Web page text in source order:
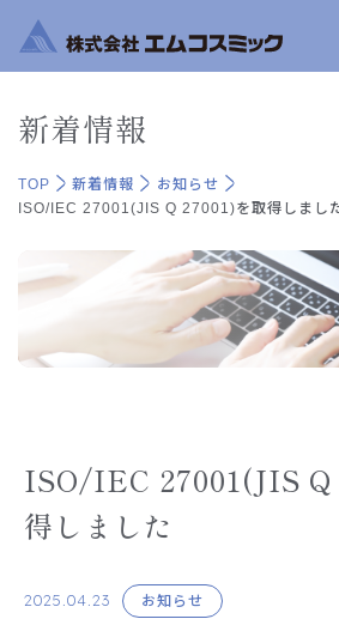
新着情報
TOP 新着情報
お知らせ
ISO/IEC 27001(JIS Q 27001)を取得しまし
ISO/IEC 27001(JIS Q
得しました
2025.04.23 お知らせ